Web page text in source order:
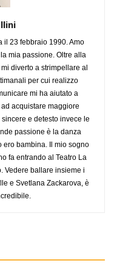
il 23 febbraio 1990. Amo
mia passione. Oltre alla
diverto a strimpellare al
per cui realizzo
mi ha aiutato a
acquistare maggiore
e detesto invece le
passione è la danza
ero bambina. Il mio sogno
fa entrando al Teatro La
Vedere ballare insieme i
e Svetlana Zackarova, è